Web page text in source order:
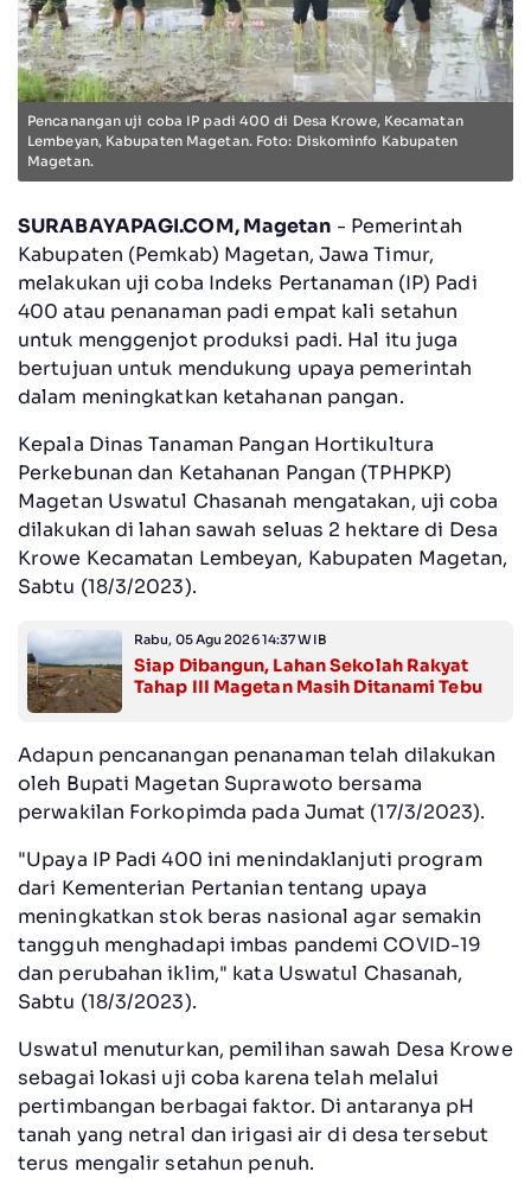
Pencanangan uji coba IP padi 400 di Desa Krowe, Kecamatan
Lembeyan, Kabupaten Magetan. Foto: Diskominfo Kabupaten
Magetan.
SURABAYAPAGI.COM, Magetan - Pemerintah
Kabupaten (Pemkab) Magetan, Jawa Timur,
melakukan uji coba Indeks Pertanaman (IP) Padi
400 atau penanaman padi empat kali setahun
untuk menggenjot produksi padi. Hal itu juga
bertujuan untuk mendukung upaya pemerintah
dalam meningkatkan ketahanan pangan.
Kepala Dinas Tanaman Pangan Hortikultura
Perkebunan dan Ketahanan Pangan (TPHPKP)
Magetan Uswatul Chasanah mengatakan, uji coba
dilakukan di lahan sawah seluas 2 hektare di Desa
Krowe Kecamatan Lembeyan, Kabupaten Magetan,
Sabtu (18/3/2023).
Rabu, 05 Agu 2026 14:37 WIB
Siap Dibangun, Lahan Sekolah Rakyat
Tahap III Magetan Masih Ditanami Tebu
Adapun pencanangan penanaman telah dilakukan
oleh Bupati Magetan Suprawoto bersama
perwakilan Forkopimda pada Jumat (17/3/2023).
"Upaya IP Padi 400 ini menindaklanjuti program
dari Kementerian Pertanian tentang upaya
meningkatkan stok beras nasional agar semakin
tangguh menghadapi imbas pandemi COVID-19
dan perubahan iklim," kata Uswatul Chasanah,
Sabtu (18/3/2023).
Uswatul menuturkan, pemilihan sawah Desa Krowe
sebagai lokasi uji coba karena telah melalui
pertimbangan berbagai faktor. Di antaranya pH
tanah yang netral dan irigasi air di desa tersebut
terus mengalir setahun penuh.